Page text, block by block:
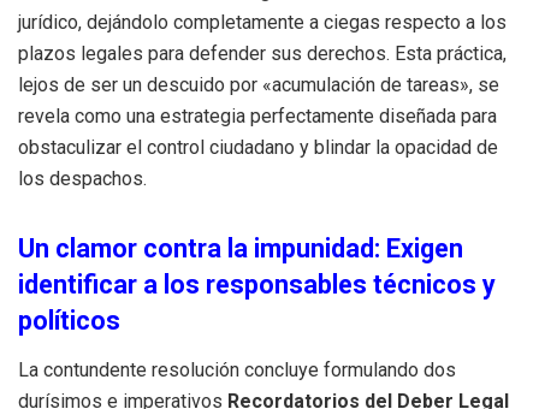
jurídico, dejándolo completamente a ciegas respecto a los
plazos legales para defender sus derechos. Esta práctica,
lejos de ser un descuido por «acumulación de tareas», se
revela como una estrategia perfectamente diseñada para
obstaculizar el control ciudadano y blindar la opacidad de
los despachos.
Un clamor contra la impunidad: Exigen
identificar a los responsables técnicos y
políticos
La contundente resolución concluye formulando dos
durísimos e imperativos Recordatorios del Deber Legal